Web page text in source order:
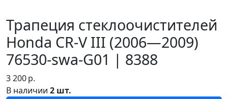
Трапеция стеклоочистителей
Honda CR-V III (2006—2009)
76530-swa-G01 | 8388
3 200р.
В наличии 2 шт.